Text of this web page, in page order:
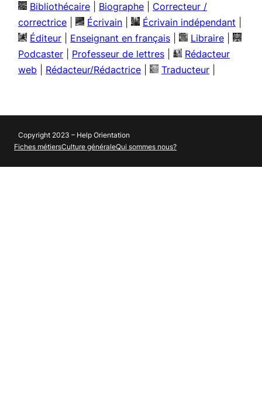
Bibliothécaire Biographe
Correcteur /
correctrice | Écrivain | Écrivain indépendant
Éditeur
Enseignant en français | Libraire |
Podcaster
Professeur de lettres |
Rédacteur
web
Rédacteur/Rédactrice | Traducteur
Copyright 2023 – Help Orientation
Fiches métiersCulture généraleQui sommes nous?